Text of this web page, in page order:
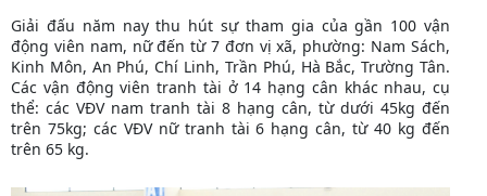
Giải đấu năm nay thu hút sự tham gia của gần 100 vận
động viên nam, nữ đến từ 7 đơn vị xã, phường: Nam Sách,
Kinh Môn, An Phú, Chí Linh, Trần Phú, Hà Bắc, Trường Tân.
Các vận động viên tranh tài ở 14 hạng cân khác nhau, cụ
thể: các VĐV nam tranh tài 8 hạng cân, từ dưới 45kg đến
trên 75kg; các VĐV nữ tranh tài 6 hạng cân, từ 40 kg đến
trên 65 kg.